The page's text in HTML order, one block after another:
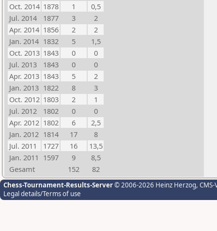
Oct. 2014 1878 1
0,5
Jul. 2014
1877 3
2
Apr. 2014 1856 2
2
Jan. 2014 1832 5
1,5
Oct. 2013 1843 0
0
Jul. 2013
1843 0
0
Apr. 2013 1843 5
2
Jan. 2013 1822 8
3
Oct. 2012 1803 2
1
Jul. 2012
1802 0
0
Apr. 2012 1802 6
2,5
Jan. 2012 1814 17
8
Jul. 2011
1727 16
13,5
Jan. 2011 1597 9
8,5
Gesamt
152 82
Chess-Tournament-Results-Server© 2006-2026 Heinz Herzog,
Legal details/Terms of use